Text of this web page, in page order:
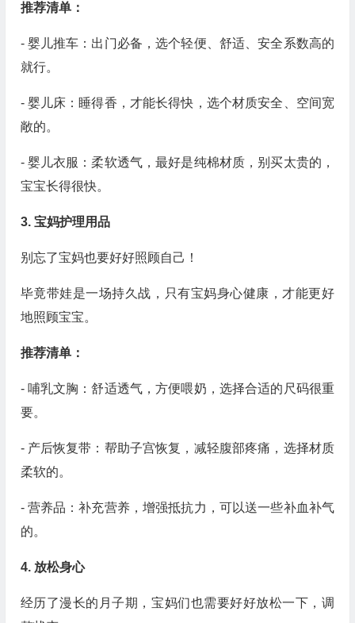
推荐清单：
- 婴儿推车：出门必备，选个轻便、舒适、安全系数高的
就行。
- 婴儿床：睡得香，才能长得快，选个材质安全、空间宽
敞的。
- 婴儿衣服：柔软透气，最好是纯棉材质，别买太贵的，
宝宝长得很快。
3. 宝妈护理用品
别忘了宝妈也要好好照顾自己！
毕竟带娃是一场持久战，只有宝妈身心健康，才能更好
地照顾宝宝。
推荐清单：
- 哺乳文胸：舒适透气，方便喂奶，选择合适的尺码很重
要。
- 产后恢复带：帮助子宫恢复，减轻腹部疼痛，选择材质
柔软的。
- 营养品：补充营养，增强抵抗力，可以送一些补血补气
的。
4. 放松身心
经历了漫长的月子期，宝妈们也需要好好放松一下，调